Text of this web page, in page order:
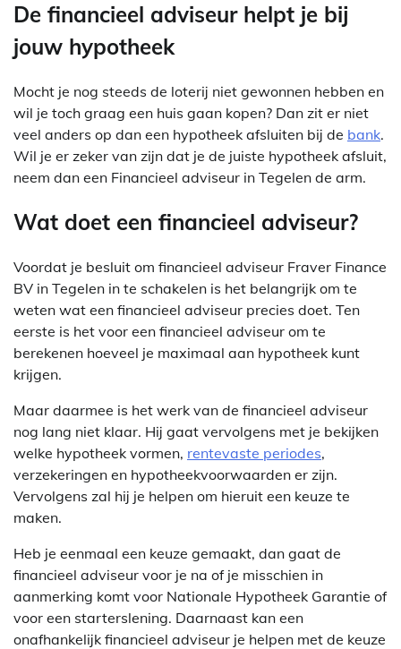
De financieel adviseur helpt je bij
jouw hypotheek
Mocht je nog steeds de loterij niet gewonnen hebben en
wil je toch graag een huis gaan kopen? Dan zit er niet
veel anders op dan een hypotheek afsluiten bij de bank.
Wil je er zeker van zijn dat je de juiste hypotheek afsluit,
neem dan een Financieel adviseur in Tegelen de arm.
Wat doet een financieel adviseur?
Voordat je besluit om financieel adviseur Fraver Finance
BV in Tegelen in te schakelen is het belangrijk om te
weten wat een financieel adviseur precies doet. Ten
eerste is het voor een financieel adviseur om te
berekenen hoeveel je maximaal aan hypotheek kunt
krijgen.
Maar daarmee is het werk van de financieel adviseur
nog lang niet klaar. Hij gaat vervolgens met je bekijken
welke hypotheek vormen, rentevaste periodes,
verzekeringen en hypotheekvoorwaarden er zijn.
Vervolgens zal hij je helpen om hieruit een keuze te
maken.
Heb je eenmaal een keuze gemaakt, dan gaat de
financieel adviseur voor je na of je misschien in
aanmerking komt voor Nationale Hypotheek Garantie of
voor een starterslening. Daarnaast kan een
onafhankelijk financieel adviseur je helpen met de keuze